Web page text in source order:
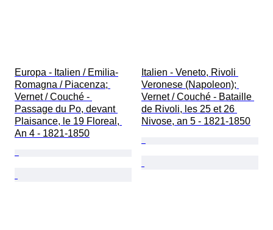
Europa - Italien / Emilia-
Romagna / Piacenza;
Vernet / Couché -
Passage du Po, devant
Plaisance, le 19 Floreal,
An 4 - 1821-1850
Italien - Veneto, Rivoli
Veronese (Napoleon);
Vernet / Couché - Bataille
de Rivoli, les 25 et 26
Nivose, an 5 - 1821-1850